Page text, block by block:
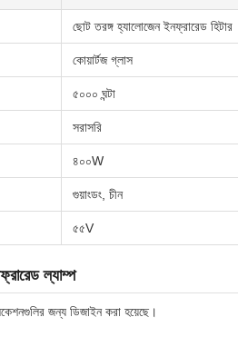
ছোট তরঙ্গ হ্যালোজেন ইনফ্রারেড হিটার
কোয়ার্টজ গ্লাস
৫০০০ ঘন্টা
সরাসরি
৪০০W
গুয়াংডং, চীন
৫৫V
ল্যাম্প
জন্য ডিজাইন করা হয়েছে।